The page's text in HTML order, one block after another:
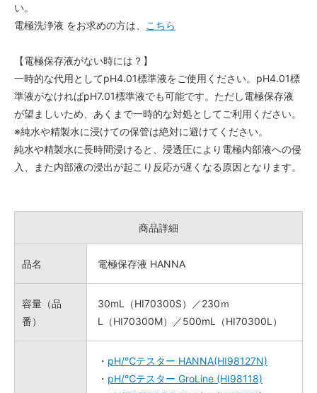
い。
電極洗浄液 をお求めの方は、
こちら
【電極保存液がない時には？】
一時的な代用としてpH4.01標準液をご使用ください。pH4.01標
準液がなければpH7.01標準液でも可能です。ただし電極保存液
が望ましいため、あくまで一時的な対処としてご利用ください。
※純水や精製水に浸けての保管は絶対に避けてください。
純水や精製水に長時間浸けると、浸透圧により電極内部液への侵
入、また内部液の浸出が起こり反応が遅くなる原因となります。
商品詳細
品名 電極保存液 HANNA
容量（品
番）
30mL（HI70300S）／230ｍ
L（HI70300M）／500mL（HI70300L）
・ pH/℃テスター HANNA(HI98127N)
・ pH/℃テスター GroLine (HI98118)